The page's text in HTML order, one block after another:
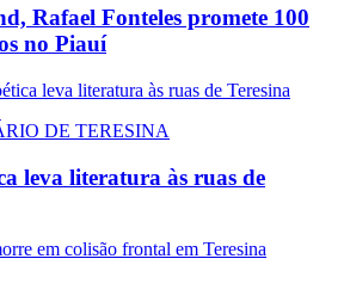
Rafael Fonteles promete 100
no Piauí
DE TERESINA
leva literatura às ruas de